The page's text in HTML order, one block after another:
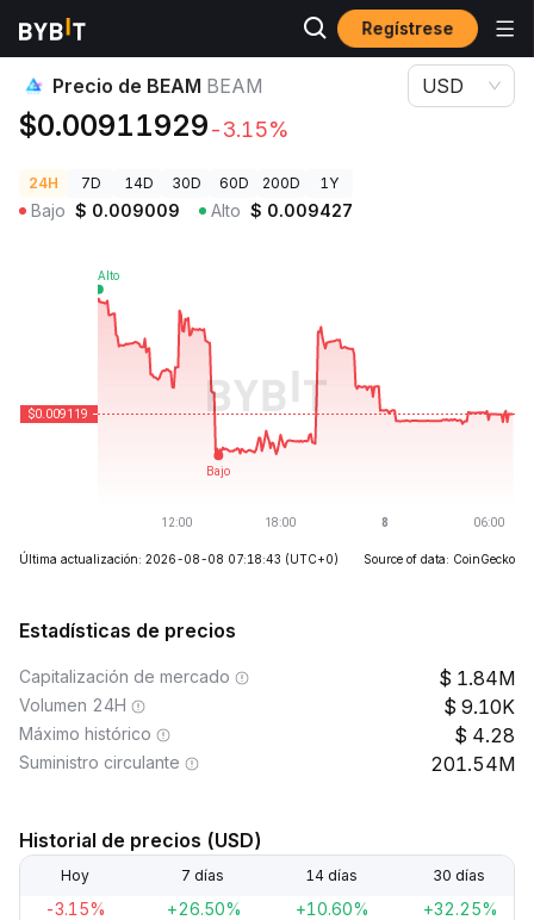
Regístrese
Precios de Criptomonedas Precio de BEAM BEAM
Precio de BEAM BEAM
$0.00911929-3.15%
USD
24H 7D 14D 30D 60D 200D 1Y
Bajo $ 0.009009 Alto $ 0.009427
Última actualización: 2026-08-08 07:18:43 (UTC+0) Source of data: CoinGecko
Estadísticas de precios
Capitalización de mercado 1.84M
Volumen 24H 9.10K
Máximo histórico 4.28
Suministro circulante 201.54M
Historial de precios (USD)
Hoy 7 días 14 días 30 días
-3.15% +26.50% +10.60% +32.25%